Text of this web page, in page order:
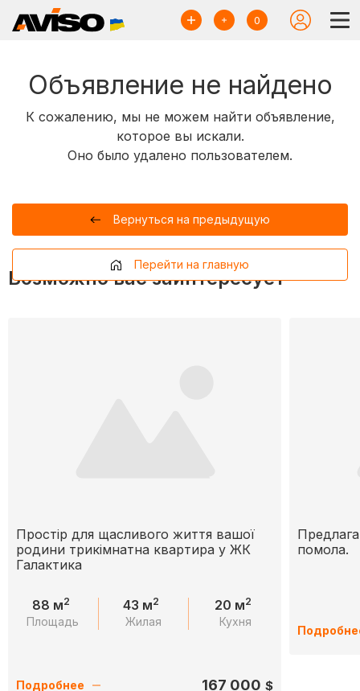
0
Объявление не найдено
К сожалению, мы не можем найти объявление,
которое вы искали.
Оно было удалено пользователем.
Вернуться на предыдущую
Перейти на главную
Возможно вас заинтересует
Простір для щасливого життя вашої
родини трикімнатна квартира у ЖК
Галактика
88 м2
Площадь
43 м2
Жилая
20 м2
Кухня
Подробнее 167 000 $
помола.